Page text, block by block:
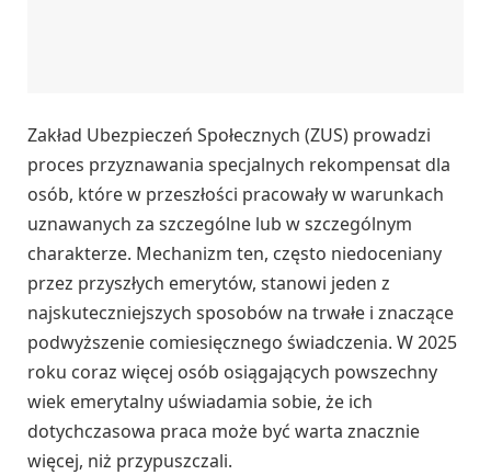
Zakład Ubezpieczeń Społecznych (ZUS) prowadzi
proces przyznawania specjalnych rekompensat dla
osób, które w przeszłości pracowały w warunkach
uznawanych za szczególne lub w szczególnym
charakterze. Mechanizm ten, często niedoceniany
przez przyszłych emerytów, stanowi jeden z
najskuteczniejszych sposobów na trwałe i znaczące
podwyższenie comiesięcznego świadczenia. W 2025
roku coraz więcej osób osiągających powszechny
wiek emerytalny uświadamia sobie, że ich
dotychczasowa praca może być warta znacznie
więcej, niż przypuszczali.